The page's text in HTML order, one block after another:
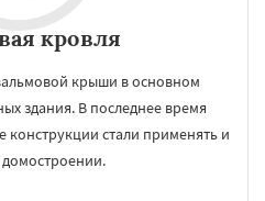
кровля
крыши в основном
здания. В последнее время
стали применять и
домостроении.